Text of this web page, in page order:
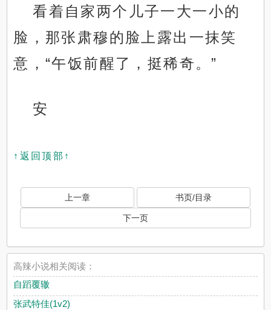
看着自家两个儿子一大一小的
脸，那张肃穆的脸上露出一抹笑
意，“午饭前醒了，挺稀奇。”
安
↑返回顶部↑
上一章 书页/目录
下一页
高辣小说相关阅读：
自蹈覆辙
张武特佳(1v2)